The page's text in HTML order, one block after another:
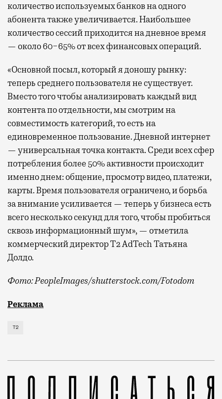
количество используемых банков на одного
абонента также увеличивается. Наибольшее
количество сессий приходится на дневное время
— около 60−65% от всех финансовых операций.
«Основной посыл, который я доношу рынку:
теперь среднего пользователя не существует.
Вместо того чтобы анализировать каждый вид
контента по отдельности, мы смотрим на
совместимость категорий, то есть на
единовременное пользование. Дневной интернет
— универсальная точка контакта. Среди всех сфер
потребления более 50% активности происходит
именно днем: общение, просмотр видео, платежи,
карты. Время пользователя ограничено, и борьба
за внимание усиливается — теперь у бизнеса есть
всего несколько секунд для того, чтобы пробиться
сквозь информационный шум», — отметила
коммерческий директор Т2 AdTech Татьяна
Долдо.
Фото: PeopleImages/shutterstock.com/Fotodom
Мобильный оператор Т2 изучил модели интернет-
Реклама
Т2